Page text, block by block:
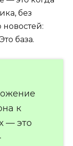
без
новостей:
база.
к
— это